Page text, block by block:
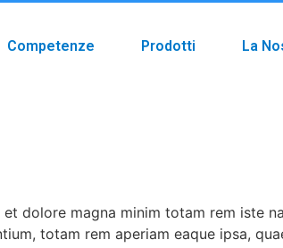
Competenze Prodotti La
dolore magna minim totam rem iste
totam rem aperiam eaque ipsa,